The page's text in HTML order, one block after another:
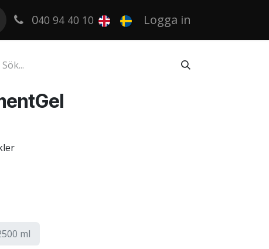
040 94 40 10 Logga in
ml